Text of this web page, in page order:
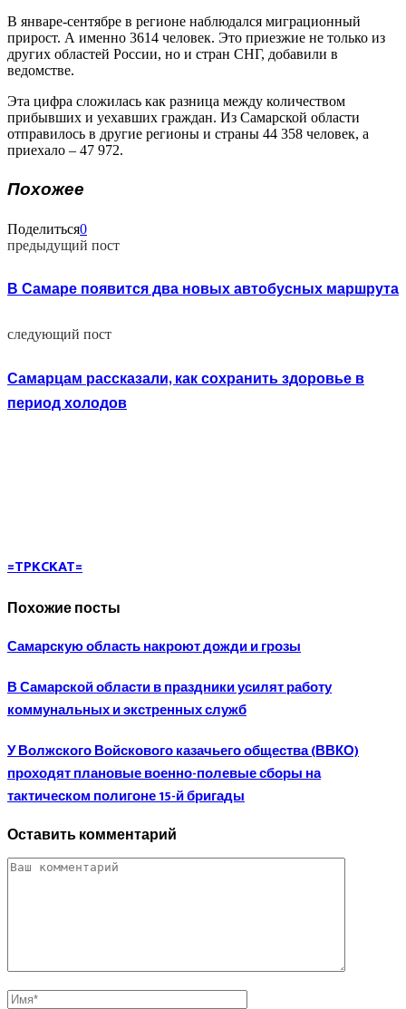
В январе-сентябре в регионе наблюдался миграционный
прирост. А именно 3614 человек. Это приезжие не только из
других областей России, но и стран СНГ, добавили в
ведомстве.
Эта цифра сложилась как разница между количеством
прибывших и уехавших граждан. Из Самарской области
отправилось в другие регионы и страны 44 358 человек, а
приехало – 47 972.
Похожее
Поделиться0
предыдущий пост
В Самаре появится два новых автобусных маршрута
следующий пост
Самарцам рассказали, как сохранить здоровье в
период холодов
=TPKCKAT=
Похожие посты
Самарскую область накроют дожди и грозы
В Самарской области в праздники усилят работу
коммунальных и экстренных служб
У Волжского Войскового казачьего общества (ВВКО)
проходят плановые военно-полевые сборы на
тактическом полигоне 15-й бригады
Оставить комментарий